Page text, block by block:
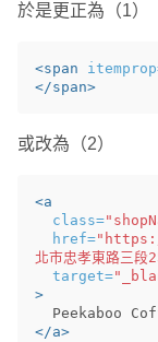
於是更正為（1）
<span
</span>
或改為（2）
<a
class=
href=
北市忠孝東路三段
target=
>
</a>